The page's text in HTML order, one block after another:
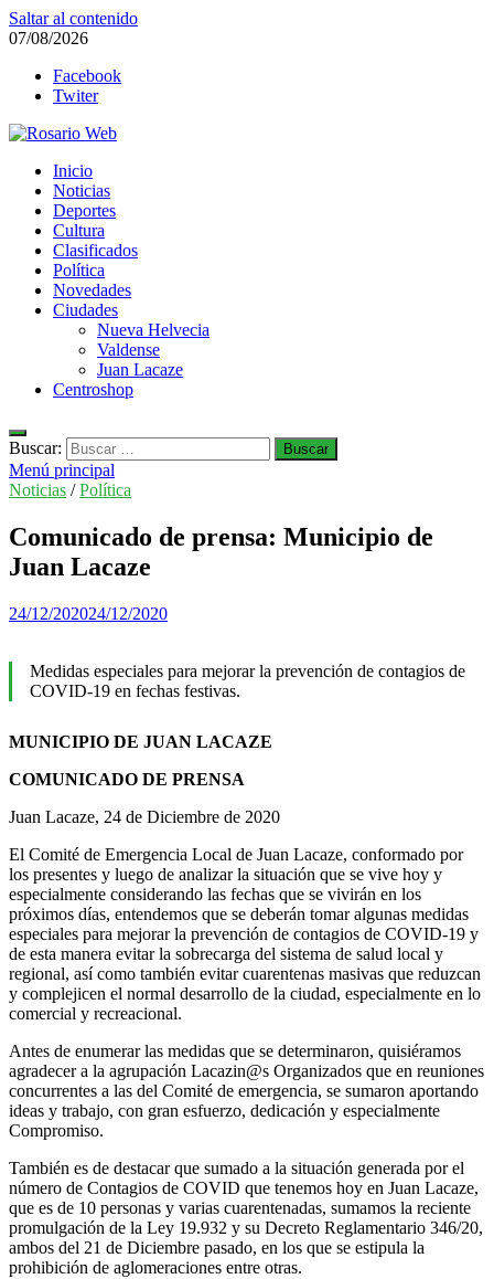
Saltar al contenido
07/08/2026
Facebook
Twiter
Rosario Web
Todas la noticias de Rosario y la zona
Inicio
Noticias
Deportes
Cultura
Clasificados
Política
Novedades
Ciudades
Nueva Helvecia
Valdense
Juan Lacaze
Centroshop
Buscar:
Menú principal
Noticias /Política
Comunicado de prensa: Municipio de
Juan Lacaze
24/12/202024/12/2020
Medidas especiales para mejorar la prevención de contagios de
COVID-19 en fechas festivas.
MUNICIPIO DE JUAN LACAZE
COMUNICADO DE PRENSA
Juan Lacaze, 24 de Diciembre de 2020
El Comité de Emergencia Local de Juan Lacaze, conformado por
los presentes y luego de analizar la situación que se vive hoy y
especialmente considerando las fechas que se vivirán en los
próximos días, entendemos que se deberán tomar algunas medidas
especiales para mejorar la prevención de contagios de COVID-19 y
de esta manera evitar la sobrecarga del sistema de salud local y
regional, así como también evitar cuarentenas masivas que reduzcan
y complejicen el normal desarrollo de la ciudad, especialmente en lo
comercial y recreacional.
Antes de enumerar las medidas que se determinaron, quisiéramos
agradecer a la agrupación Lacazin@s Organizados que en reuniones
concurrentes a las del Comité de emergencia, se sumaron aportando
ideas y trabajo, con gran esfuerzo, dedicación y especialmente
Compromiso.
También es de destacar que sumado a la situación generada por el
número de Contagios de COVID que tenemos hoy en Juan Lacaze,
que es de 10 personas y varias cuarentenadas, sumamos la reciente
promulgación de la Ley 19.932 y su Decreto Reglamentario 346/20,
ambos del 21 de Diciembre pasado, en los que se estipula la
prohibición de aglomeraciones entre otras.